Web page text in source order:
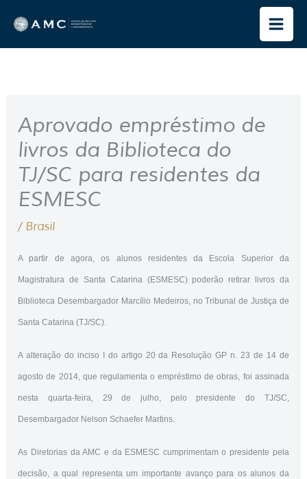
para
o
Aprovado empréstimo de
livros da Biblioteca do
TJ/SC para residentes da
ESMESC
/ Brasil
A partir de agora, os alunos residentes da Escola Superior da
Magistratura de Santa Catarina (ESMESC) poderão retirar livros da
Biblioteca Desembargador Marcílio Medeiros, no Tribunal de Justiça de
Santa Catarina (TJ/SC).
A alteração do inciso I do artigo 20 da Resolução GP n. 23 de 14 de
agosto de 2014, que regulamenta o empréstimo de obras, foi assinada
nesta quarta-feira, 29 de julho, pelo presidente do TJ/SC,
Desembargador Nelson Schaefer Martins.
As Diretorias da AMC e da ESMESC cumprimentam o presidente pela
decisão, a qual representa um importante avanço para os alunos da